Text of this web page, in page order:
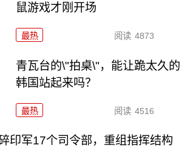
鼠游戏才刚开场
最热 阅读 4873
青瓦台的\"拍桌\"，能让跪太久的
韩国站起来吗？
最热 阅读 4516
印军17个司令部，重组指挥结构